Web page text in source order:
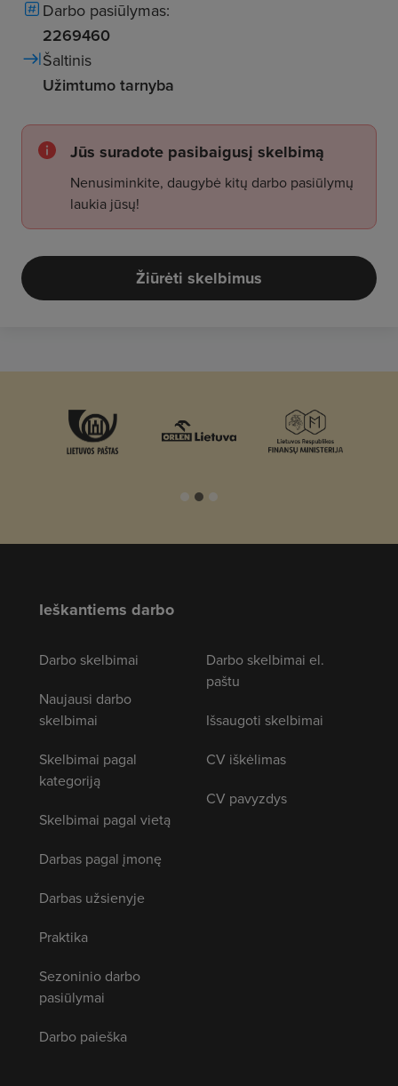
Darbo pasiūlymas:
2269460
Šaltinis
Užimtumo tarnyba
Jūs suradote pasibaigusį skelbimą
Nenusiminkite, daugybė kitų darbo pasiūlymų
laukia jūsų!
Žiūrėti skelbimus
Ieškantiems darbo
Darbo skelbimai
Naujausi darbo
skelbimai
Skelbimai pagal
kategoriją
Skelbimai pagal vietą
Darbas pagal įmonę
Darbas užsienyje
Praktika
Sezoninio darbo
pasiūlymai
Darbo paieška
Darbo skelbimai el.
paštu
Išsaugoti skelbimai
CV iškėlimas
CV pavyzdys